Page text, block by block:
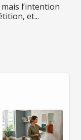
l’intention
et...